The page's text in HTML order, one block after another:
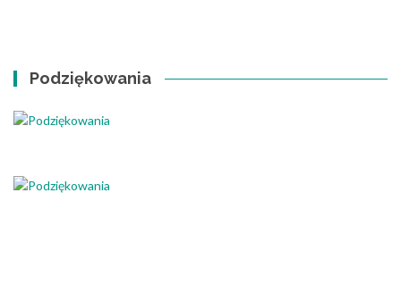
Podziękowania